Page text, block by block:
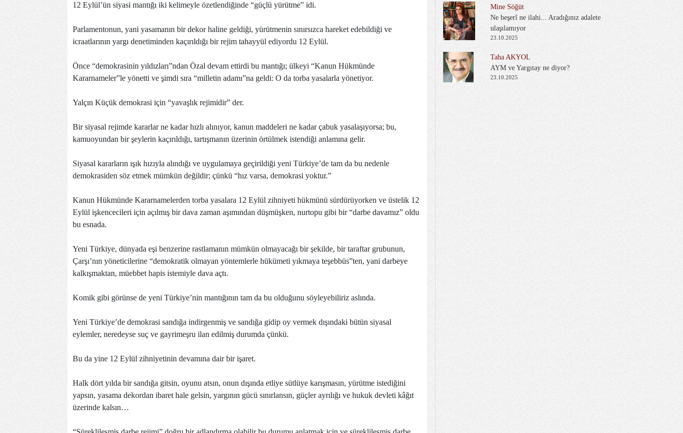
12 Eylül’ün siyasi mantığı iki kelimeyle özetlendiğinde “güçlü yürütme” idi.
Parlamentonun, yani yasamanın bir dekor haline geldiği, yürütmenin sınırsızca hareket edebildiği ve
icraatlarının yargı denetiminden kaçırıldığı bir rejim tahayyül ediyordu 12 Eylül.
Önce “demokrasinin yıldızları”ndan Özal devam ettirdi bu mantığı; ülkeyi “Kanun Hükmünde
Kararnameler”le yönetti ve şimdi sıra “milletin adamı”na geldi: O da torba yasalarla yönetiyor.
Yalçın Küçük demokrasi için “yavaşlık rejimidir” der.
Bir siyasal rejimde kararlar ne kadar hızlı alınıyor, kanun maddeleri ne kadar çabuk yasalaşıyorsa; bu,
kamuoyundan bir şeylerin kaçırıldığı, tartışmanın üzerinin örtülmek istendiği anlamına gelir.
Siyasal kararların ışık hızıyla alındığı ve uygulamaya geçirildiği yeni Türkiye’de tam da bu nedenle
demokrasiden söz etmek mümkün değildir; çünkü “hız varsa, demokrasi yoktur.”
Kanun Hükmünde Kararnamelerden torba yasalara 12 Eylül zihniyeti hükmünü sürdürüyorken ve üstelik 12
Eylül işkencecileri için açılmış bir dava zaman aşımından düşmüşken, nurtopu gibi bir “darbe davamız” oldu
bu esnada.
Yeni Türkiye, dünyada eşi benzerine rastlamanın mümkün olmayacağı bir şekilde, bir taraftar grubunun,
Çarşı’nın yöneticilerine “demokratik olmayan yöntemlerle hükümeti yıkmaya teşebbüs”ten, yani darbeye
kalkışmaktan, müebbet hapis istemiyle dava açtı.
Komik gibi görünse de yeni Türkiye’nin mantığının tam da bu olduğunu söyleyebiliriz aslında.
Yeni Türkiye’de demokrasi sandığa indirgenmiş ve sandığa gidip oy vermek dışındaki bütün siyasal
eylemler, neredeyse suç ve gayrimeşru ilan edilmiş durumda çünkü.
Bu da yine 12 Eylül zihniyetinin devamına dair bir işaret.
Halk dört yılda bir sandığa gitsin, oyunu atsın, onun dışında etliye sütlüye karışmasın, yürütme istediğini
yapsın, yasama dekordan ibaret hale gelsin, yargının gücü sınırlansın, güçler ayrılığı ve hukuk devleti kâğıt
üzerinde kalsın…
Mine Söğüt
Ne beşerî ne ilahi... Aradığınız adalete
ulaşılamıyor
23.10.2025
Taha AKYOL
AYM ve Yargıtay ne diyor?
23.10.2025